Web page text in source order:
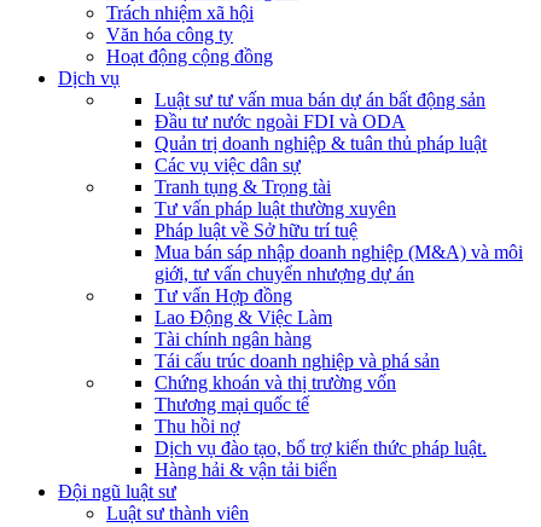
Trách nhiệm xã hội
Văn hóa công ty
Hoạt động cộng đồng
Dịch vụ
Luật sư tư vấn mua bán dự án bất động sản
Đầu tư nước ngoài FDI và ODA
Quản trị doanh nghiệp & tuân thủ pháp luật
Các vụ việc dân sự
Tranh tụng & Trọng tài
Tư vấn pháp luật thường xuyên
Pháp luật về Sở hữu trí tuệ
Mua bán sáp nhập doanh nghiệp (M&A) và môi
giới, tư vấn chuyển nhượng dự án
Tư vấn Hợp đồng
Lao Động & Việc Làm
Tài chính ngân hàng
Tái cấu trúc doanh nghiệp và phá sản
Chứng khoán và thị trường vốn
Thương mại quốc tế
Thu hồi nợ
Dịch vụ đào tạo, bổ trợ kiến thức pháp luật.
Hàng hải & vận tải biển
Đội ngũ luật sư
Luật sư thành viên